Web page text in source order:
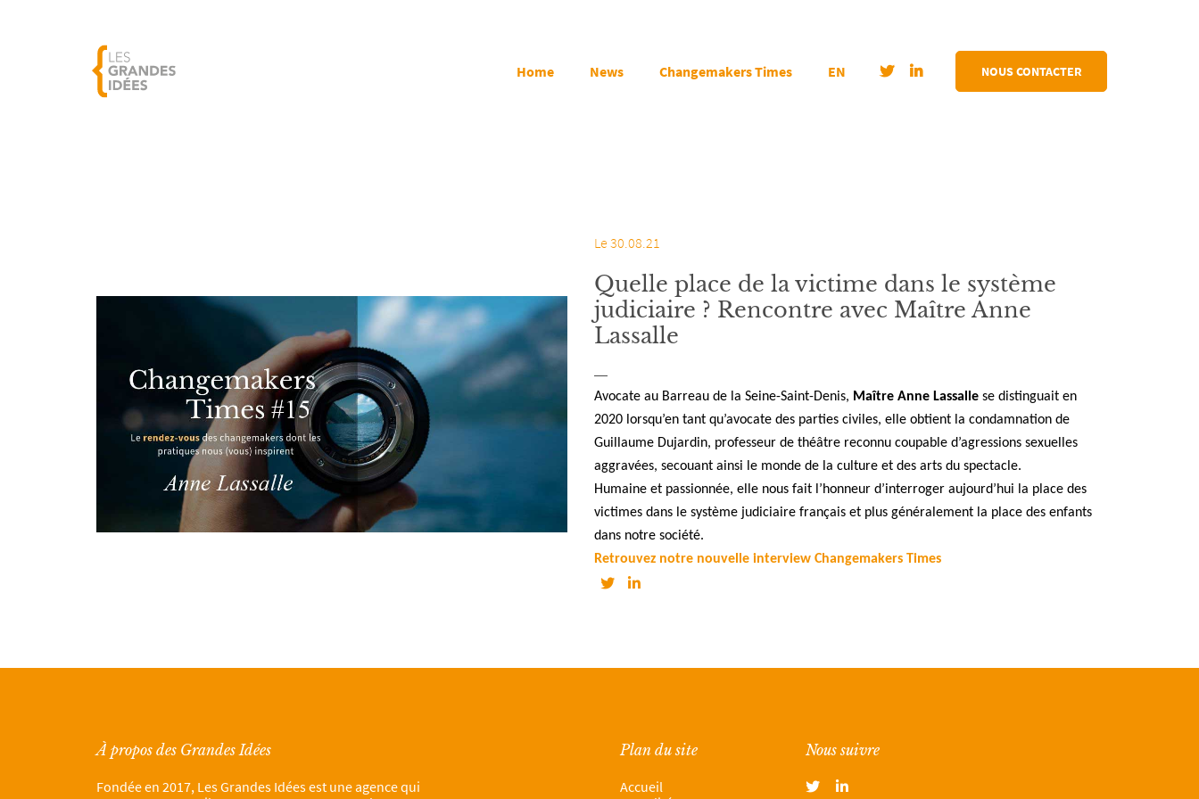
Home News Changemakers Times EN NOUS CONTACTER
Le 30.08.21
Quelle place de la victime dans le système
judiciaire ? Rencontre avec Maître Anne
Lassalle
Avocate au Barreau de la Seine-Saint-Denis, Maître Anne Lassalle se distinguait en
2020 lorsqu’en tant qu’avocate des parties civiles, elle obtient la condamnation de
Guillaume Dujardin, professeur de théâtre reconnu coupable d’agressions sexuelles
aggravées, secouant ainsi le monde de la culture et des arts du spectacle.
Humaine et passionnée, elle nous fait l’honneur d’interroger aujourd’hui la place des
victimes dans le système judiciaire français et plus généralement la place des enfants
dans notre société.
Retrouvez notre nouvelle interview Changemakers Times
À propos des Grandes Idées
Fondée en 2017, Les Grandes Idées est une agence qui
Plan du site
Accueil
Nous suivre